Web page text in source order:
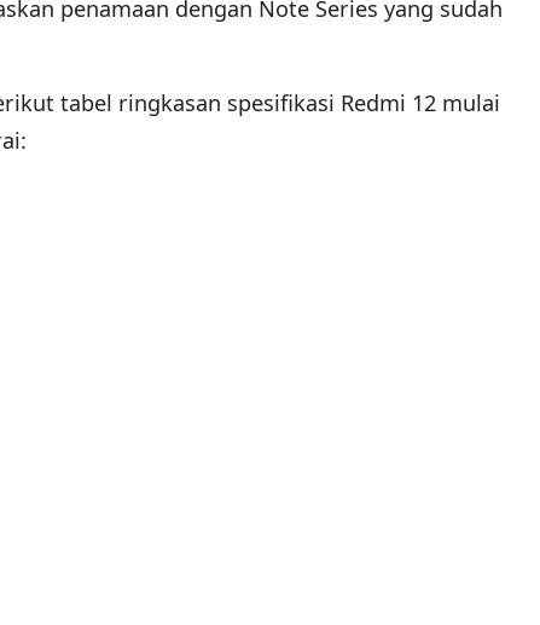
penamaan dengan Note Series yang sudah
tabel ringkasan spesifikasi Redmi 12 mulai